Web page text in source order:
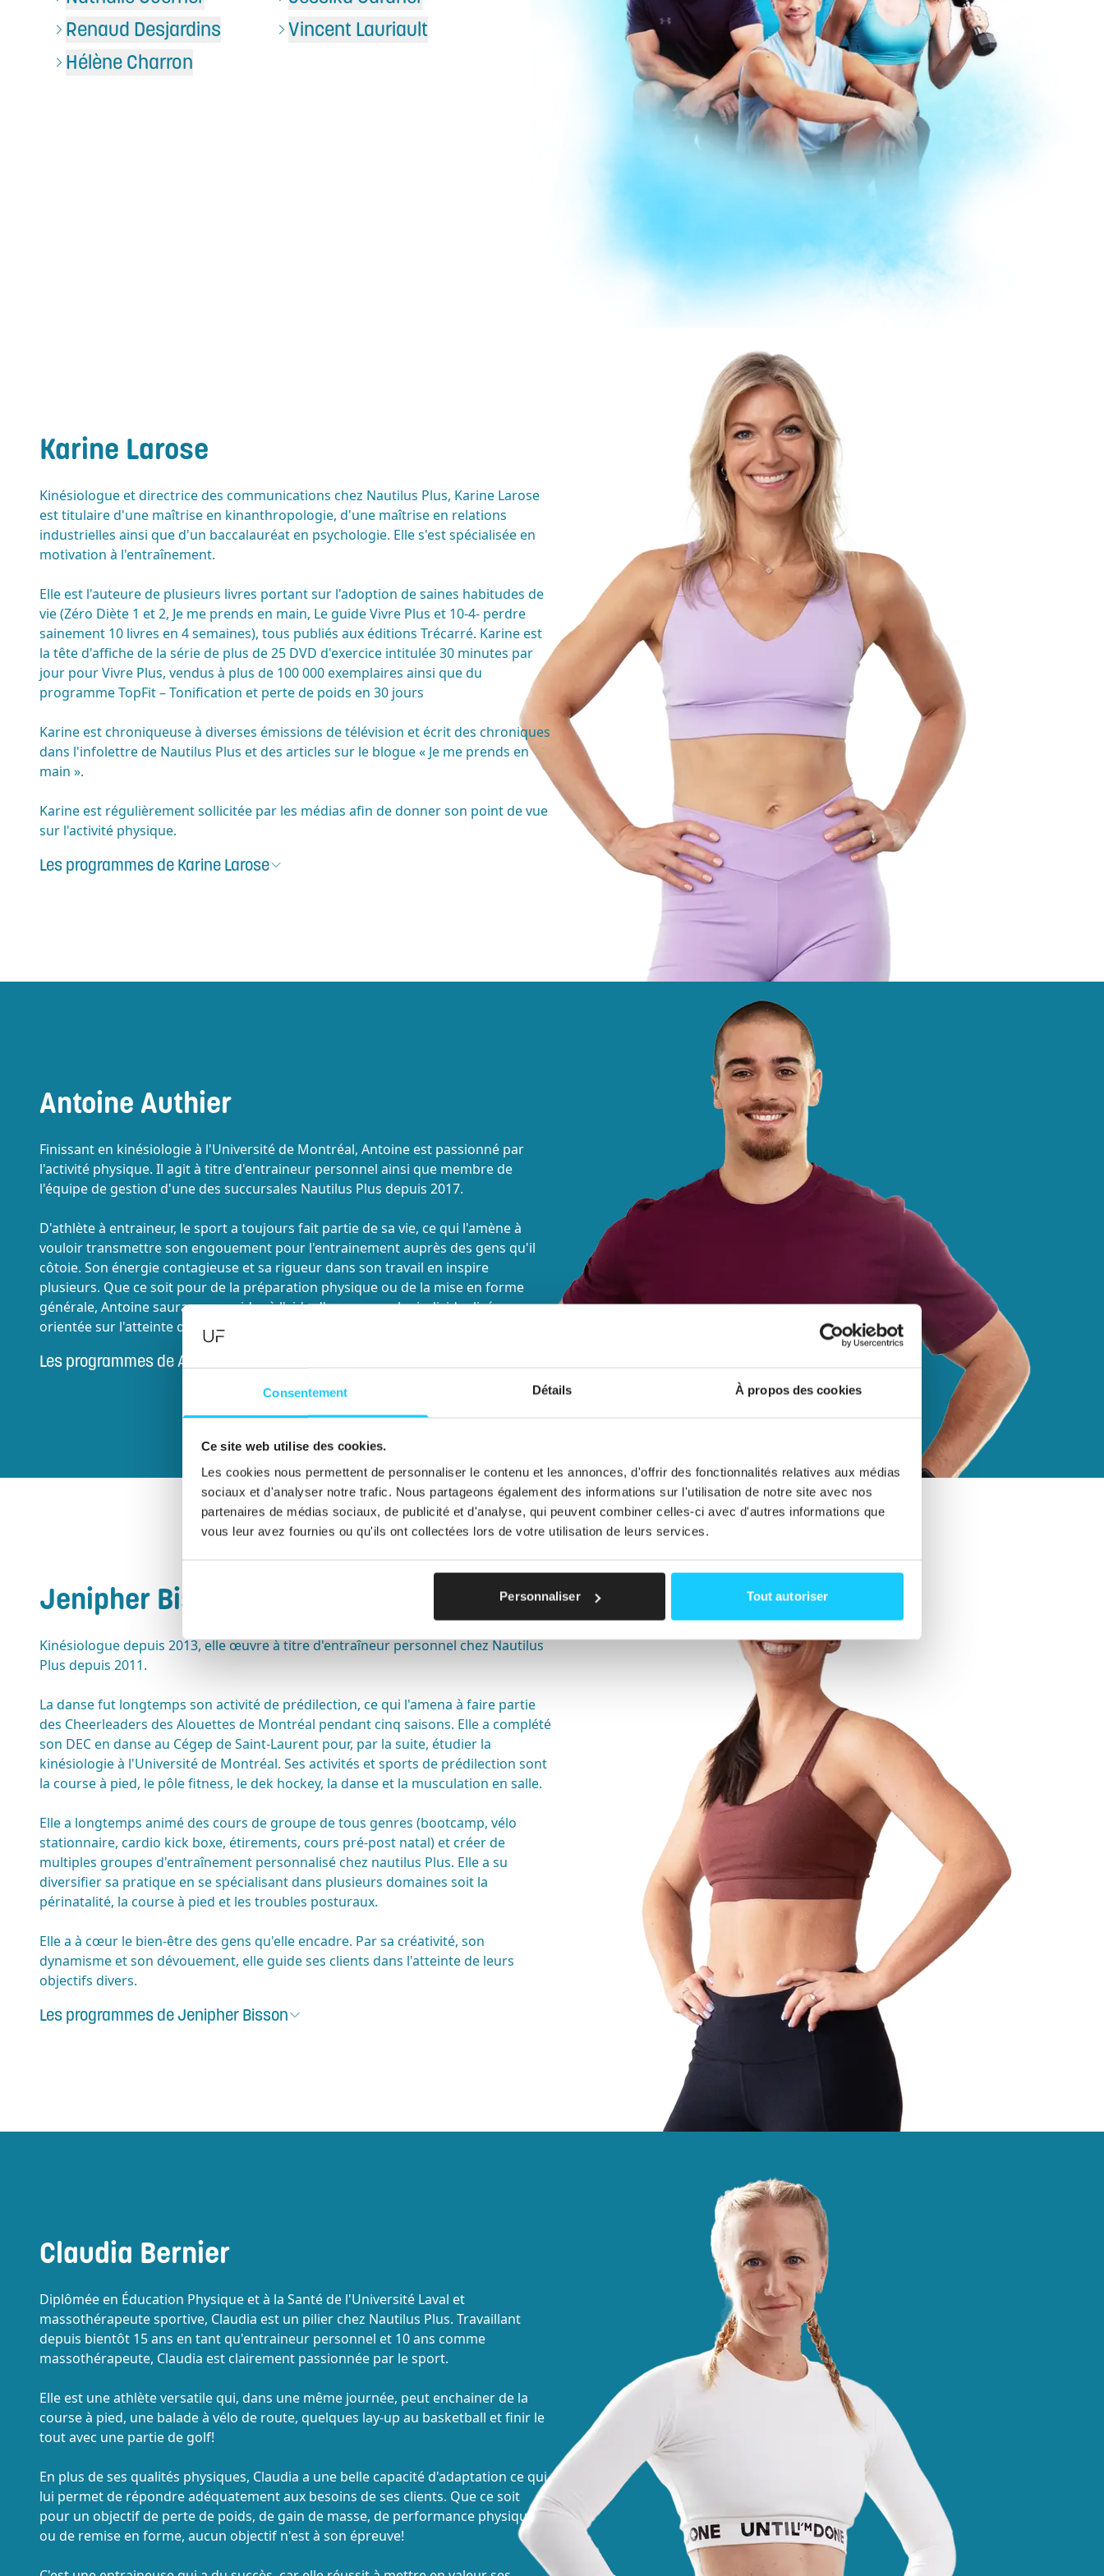
Consentement Détails À propos des cookies
Ce site web utilise des cookies.
Les cookies nous permettent de personnaliser le contenu et les annonces, d'offrir des fonctionnalités relatives aux médias
sociaux et d'analyser notre trafic. Nous partageons également des informations sur l'utilisation de notre site avec nos
partenaires de médias sociaux, de publicité et d'analyse, qui peuvent combiner celles-ci avec d'autres informations que
vous leur avez fournies ou qu'ils ont collectées lors de votre utilisation de leurs services.
Personnaliser Tout autoriser
Renaud Desjardins
Hélène Charron
Vincent Lauriault
Karine Larose
Kinésiologue et directrice des communications chez Nautilus Plus, Karine Larose
est titulaire d'une maîtrise en kinanthropologie, d'une maîtrise en relations
industrielles ainsi que d'un baccalauréat en psychologie. Elle s'est spécialisée en
motivation à l'entraînement.
Elle est l'auteure de plusieurs livres portant sur l'adoption de saines habitudes de
vie (Zéro Diète 1 et 2, Je me prends en main, Le guide Vivre Plus et 10-4- perdre
sainement 10 livres en 4 semaines), tous publiés aux éditions Trécarré. Karine est
la tête d'affiche de la série de plus de 25 DVD d'exercice intitulée 30 minutes par
jour pour Vivre Plus, vendus à plus de 100 000 exemplaires ainsi que du
programme TopFit – Tonification et perte de poids en 30 jours
Karine est chroniqueuse à diverses émissions de télévision et écrit des chroniques
dans l'infolettre de Nautilus Plus et des articles sur le blogue « Je me prends en
main ».
Karine est régulièrement sollicitée par les médias afin de donner son point de vue
sur l'activité physique.
Les programmes de Karine Larose
Antoine Authier
Finissant en kinésiologie à l'Université de Montréal, Antoine est passionné par
l'activité physique. Il agit à titre d'entraineur personnel ainsi que membre de
l'équipe de gestion d'une des succursales Nautilus Plus depuis 2017.
D'athlète à entraineur, le sport a toujours fait partie de sa vie, ce qui l'amène à
vouloir transmettre son engouement pour l'entrainement auprès des gens qu'il
côtoie. Son énergie contagieuse et sa rigueur dans son travail en inspire
plusieurs. Que ce soit pour de la préparation physique ou de la mise en forme
générale, Antoine saura vous guider à l'aide d'une approche individualisée
orientée sur l'atteinte de vos objectifs.
Les programmes deAntoine Authier
Jenipher Bisson
Kinésiologue depuis 2013, elle œuvre à titre d'entraîneur personnel chez Nautilus
Plus depuis 2011.
La danse fut longtemps son activité de prédilection, ce qui l'amena à faire partie
des Cheerleaders des Alouettes de Montréal pendant cinq saisons. Elle a complété
son DEC en danse au Cégep de Saint-Laurent pour, par la suite, étudier la
kinésiologie à l'Université de Montréal. Ses activités et sports de prédilection sont
la course à pied, le pôle fitness, le dek hockey, la danse et la musculation en salle.
Elle a longtemps animé des cours de groupe de tous genres (bootcamp, vélo
stationnaire, cardio kick boxe, étirements, cours pré-post natal) et créer de
multiples groupes d'entraînement personnalisé chez nautilus Plus. Elle a su
diversifier sa pratique en se spécialisant dans plusieurs domaines soit la
périnatalité, la course à pied et les troubles posturaux.
Elle a à cœur le bien-être des gens qu'elle encadre. Par sa créativité, son
dynamisme et son dévouement, elle guide ses clients dans l'atteinte de leurs
objectifs divers.
Les programmes deJenipher Bisson
Claudia Bernier
Diplômée en Éducation Physique et à la Santé de l'Université Laval et
massothérapeute sportive, Claudia est un pilier chez Nautilus Plus. Travaillant
depuis bientôt 15 ans en tant qu'entraineur personnel et 10 ans comme
massothérapeute, Claudia est clairement passionnée par le sport.
Elle est une athlète versatile qui, dans une même journée, peut enchainer de la
course à pied, une balade à vélo de route, quelques lay-up au basketball et finir le
tout avec une partie de golf!
En plus de ses qualités physiques, Claudia a une belle capacité d'adaptation ce qui
lui permet de répondre adéquatement aux besoins de ses clients. Que ce soit
pour un objectif de perte de poids, de gain de masse, de performance physique
ou de remise en forme, aucun objectif n'est à son épreuve!